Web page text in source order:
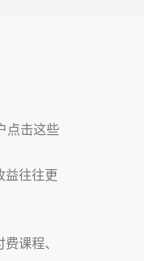
点击这些
益往往更
课程、